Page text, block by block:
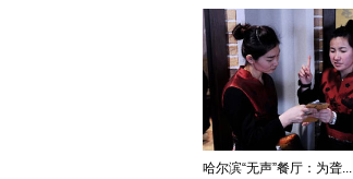
哈尔滨“无声”餐厅：为聋...